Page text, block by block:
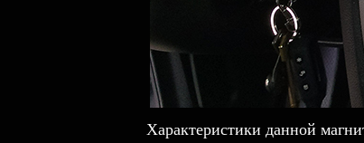
Характеристики данной